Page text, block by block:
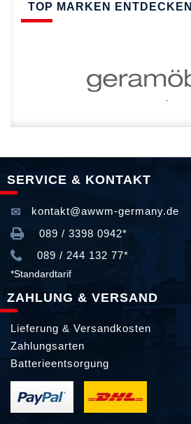
TOP MARKEN ENTDECKEN
SERVICE & KONTAKT
kontakt@awwm-germany.de
089 / 3398 0942*
089 / 244 132 77*
*Standardtarif
ZAHLUNG & VERSAND
Lieferung & Versandkosten
Zahlungsarten
Batterieentsorgung